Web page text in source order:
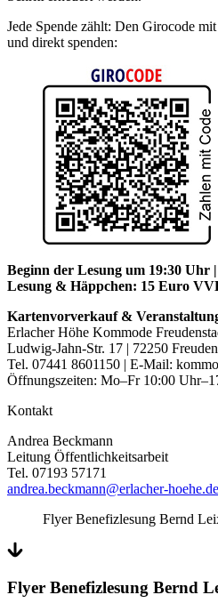
Jede Spende zählt: Den Girocode
und direkt spenden:
Beginn der Lesung um 19:30 Uhr
Lesung & Häppchen: 15 Euro
Kartenvorverkauf &
Erlacher Höhe Kommode
Ludwig-Jahn-Str. 17 | 72250
Tel. 07441 8601150 | E-Mail:
Öffnungszeiten: Mo–Fr 10:00
Kontakt
Andrea Beckmann
Leitung Öffentlichkeitsarbeit
Tel. 07193 57171
andrea.beckmann@erlacher-hoehe.de
Flyer Benefizlesung Bernd
Flyer Benefizlesung Bernd